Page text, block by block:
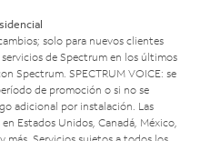
solo para nuevos clientes
de Spectrum en los últimos
Spectrum. SPECTRUM VOICE: se
de promoción o si no se
adicional por instalación. Las
Estados Unidos, Canadá, México,